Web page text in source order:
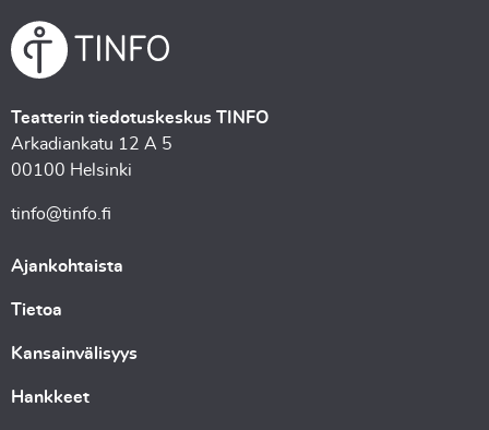
Teatterin tiedotuskeskus TINFO
Arkadiankatu 12 A 5
00100 Helsinki
tinfo@tinfo.fi
Ajankohtaista
Tietoa
Kansainvälisyys
Hankkeet